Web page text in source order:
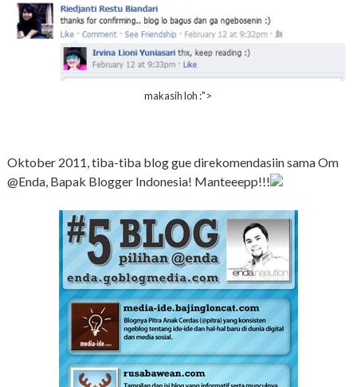
makasih loh :">
Oktober 2011, tiba-tiba blog gue direkomendasiin sama Om
@Enda, Bapak Blogger Indonesia! Manteeepp!!!